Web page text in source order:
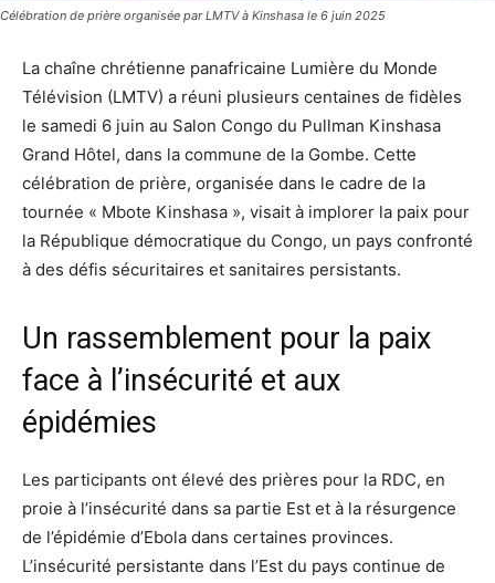
Célébration de prière organisée par LMTV à Kinshasa le 6 juin 2025
La chaîne chrétienne panafricaine Lumière du Monde
Télévision (LMTV) a réuni plusieurs centaines de fidèles
le samedi 6 juin au Salon Congo du Pullman Kinshasa
Grand Hôtel, dans la commune de la Gombe. Cette
célébration de prière, organisée dans le cadre de la
tournée « Mbote Kinshasa », visait à implorer la paix pour
la République démocratique du Congo, un pays confronté
à des défis sécuritaires et sanitaires persistants.
Un rassemblement pour la paix
face à l’insécurité et aux
épidémies
Les participants ont élevé des prières pour la RDC, en
proie à l’insécurité dans sa partie Est et à la résurgence
de l’épidémie d’Ebola dans certaines provinces.
L’insécurité persistante dans l’Est du pays continue de